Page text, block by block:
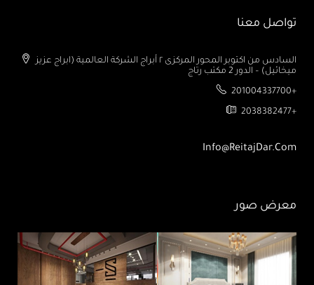
تواصل معنا
ميخائيل) – الدور 2 مكتب رتاج
201004337700+
2038382477+
Info@ReitajDar.com
معرض صور